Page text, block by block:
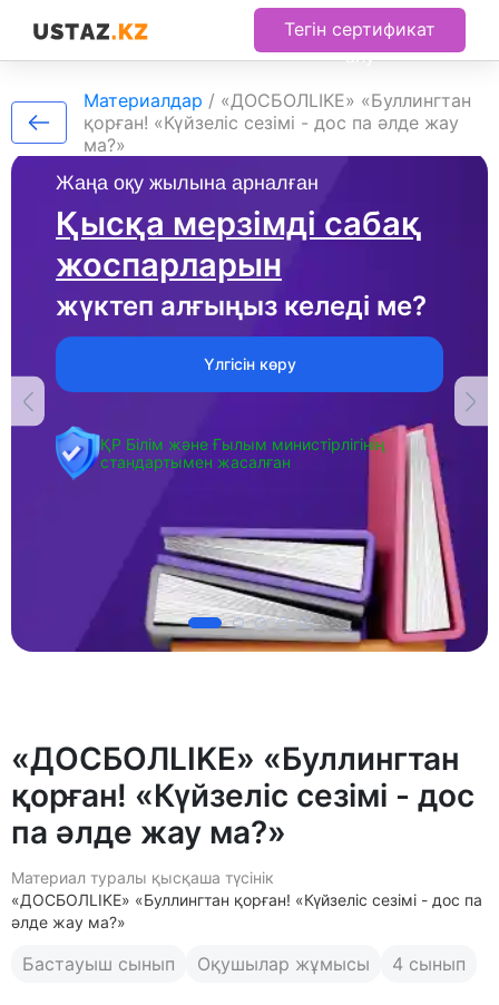
Тегін сертификат
алу
Жаңа оқу жылына арналған
Қысқа мерзімді сабақ
жоспарларын
жүктеп алғыңыз келеді ме?
Үлгісін көру
ҚР Білім және Ғылым министірлігінің
стандартымен жасалған
Материалдар / «ДОСБОЛLIKE» «Буллингтан
қорған! «Күйзеліс сезімі - дос па әлде жау
ма?»
«ДОСБОЛLIKE» «Буллингтан
қорған! «Күйзеліс сезімі - дос
па әлде жау ма?»
Материал туралы қысқаша түсінік
«ДОСБОЛLIKE» «Буллингтан қорған! «Күйзеліс сезімі - дос па
әлде жау ма?»
Бастауыш сынып Оқушылар жұмысы 4 сынып